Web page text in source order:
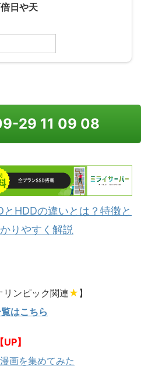
日や天
29 11 09 08
とHDDの違いとは？特徴と
りやすく解説
ンピック関連★ 】
はこちら
【UP】
画を集めてみた